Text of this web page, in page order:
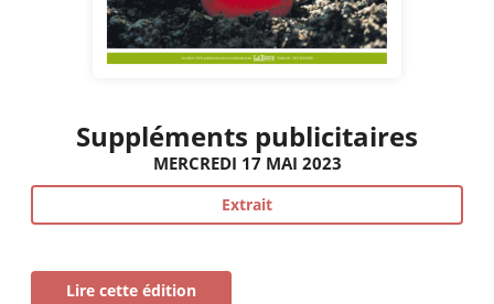
Suppléments publicitaires
MERCREDI 17 MAI 2023
Extrait
Lire cette édition